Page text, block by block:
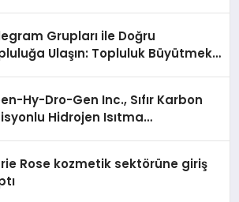
Grupları ile Doğru
Ulaşın: Topluluk Büyütmek
Hy-Dro-Gen Inc., Sıfır Karbon
Hidrojen Isıtma
Rose kozmetik sektörüne giriş